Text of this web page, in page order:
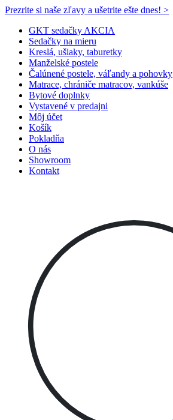
Prezrite si naše zľavy a ušetrite ešte dnes! >​
GKT sedačky AKCIA
Sedačky na mieru
Kreslá, ušiaky, taburetky
Manželské postele
Čalúnené postele, váľandy a pohovky
Matrace, chrániče matracov, vankúše
Bytové doplnky
Vystavené v predajni
Môj účet
Košík
Pokladňa
O nás
Showroom
Kontakt